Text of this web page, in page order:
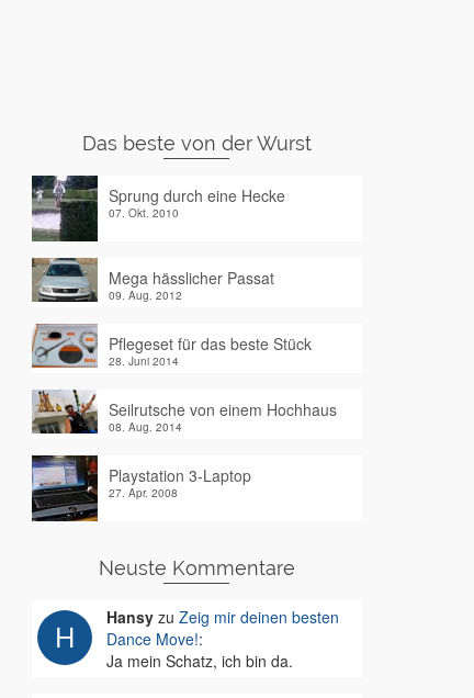
Das beste von der Wurst
Sprung durch eine Hecke
07. Okt. 2010
Mega hässlicher Passat
09. Aug. 2012
Pflegeset für das beste Stück
28. Juni 2014
Seilrutsche von einem Hochhaus
08. Aug. 2014
Playstation 3-Laptop
27. Apr. 2008
Neuste Kommentare
Hansyzu Zeig mir deinen besten
Dance Move!:
Ja mein Schatz, ich bin da.